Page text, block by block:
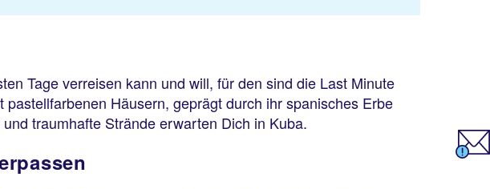
Tage verreisen kann und will, für den sind die Last Minute
Häusern, geprägt durch ihr spanisches Erbe
traumhafte Strände erwarten Dich in Kuba.